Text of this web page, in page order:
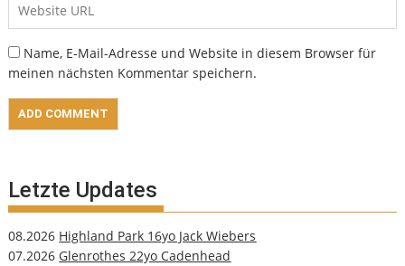
Name, E-Mail-Adresse und Website in diesem Browser für
meinen nächsten Kommentar speichern.
Letzte Updates
08.2026 Highland Park 16yo Jack Wiebers
07.2026 Glenrothes 22yo Cadenhead